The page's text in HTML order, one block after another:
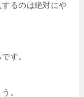
るのは絶対にや
す。
。